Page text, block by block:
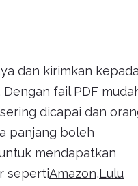
dan kirimkan kepada
fail PDF
dicapai dan
panjang boleh
mendapatkan
sepertiAmazon,Lulu